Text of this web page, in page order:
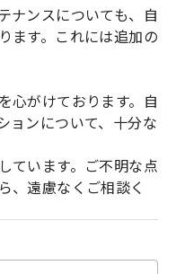
ナンスについても、自
ます。これには追加の
心がけております。自
ョンについて、十分な
ています。ご不明な点
、遠慮なくご相談く